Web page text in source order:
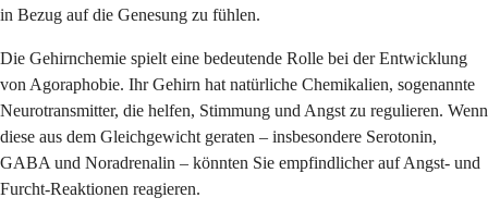
in Bezug auf die Genesung zu fühlen.
Die Gehirnchemie spielt eine bedeutende Rolle bei der Entwicklung
von Agoraphobie. Ihr Gehirn hat natürliche Chemikalien, sogenannte
Neurotransmitter, die helfen, Stimmung und Angst zu regulieren. Wenn
diese aus dem Gleichgewicht geraten – insbesondere Serotonin,
GABA und Noradrenalin – könnten Sie empfindlicher auf Angst- und
Furcht-Reaktionen reagieren.